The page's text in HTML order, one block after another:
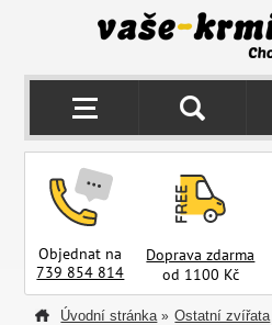
Objednat na
739 854 814
Doprava zdarma
od 1100 Kč
Úvodní stránka » Ostatní zvířata